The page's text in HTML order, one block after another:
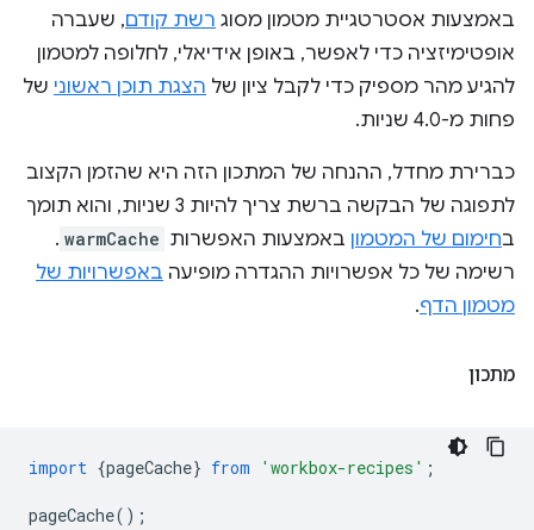
באמצעות אסטרטגיית מטמון מסוג רשת קודם, שעברה
אופטימיזציה כדי לאפשר, באופן אידיאלי, לחלופה למטמון
להגיע מהר מספיק כדי לקבל ציון של הצגת תוכן ראשוני של
פחות מ-4.0 שניות.
כברירת מחדל, ההנחה של המתכון הזה היא שהזמן הקצוב
לתפוגה של הבקשה ברשת צריך להיות 3 שניות, והוא תומך
בחימום של המטמון באמצעות האפשרות warmCache
.
רשימה של כל אפשרויות ההגדרה מופיעה באפשרויות של
מטמון הדף.
מתכון
import {pageCache} from 'workbox-recipes' ;
pageCache();